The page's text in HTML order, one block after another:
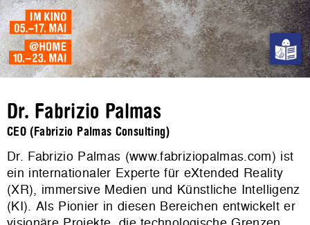
Dr. Fabrizio Palmas
CEO (Fabrizio Palmas Consulting)
Dr. Fabrizio Palmas (www.fabriziopalmas.com) ist
ein internationaler Experte für eXtended Reality
(XR), immersive Medien und Künstliche Intelligenz
(KI). Als Pionier in diesen Bereichen entwickelt er